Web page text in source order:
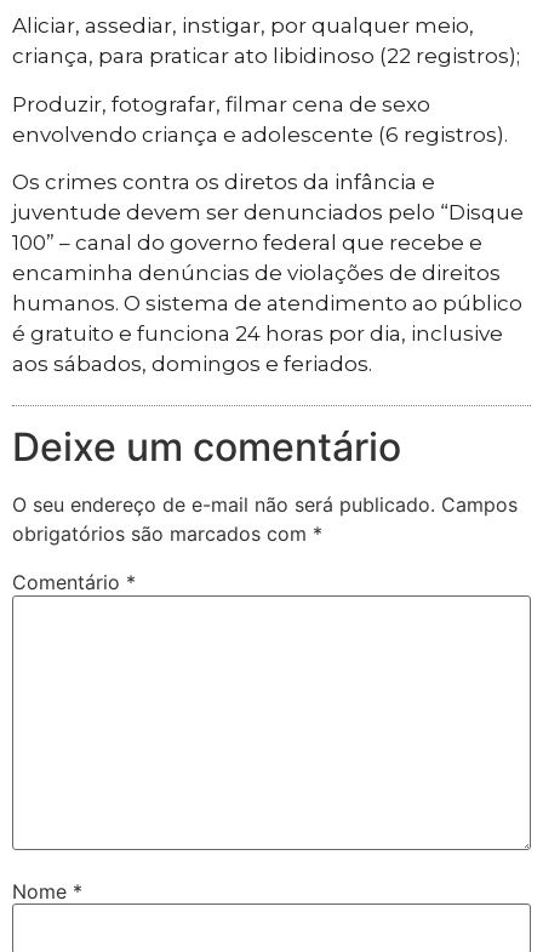
Aliciar, assediar, instigar, por qualquer meio,
criança, para praticar ato libidinoso (22 registros);
Produzir, fotografar, filmar cena de sexo
envolvendo criança e adolescente (6 registros).
Os crimes contra os diretos da infância e
juventude devem ser denunciados pelo “Disque
100” – canal do governo federal que recebe e
encaminha denúncias de violações de direitos
humanos. O sistema de atendimento ao público
é gratuito e funciona 24 horas por dia, inclusive
aos sábados, domingos e feriados.
Deixe um comentário
O seu endereço de e-mail não será publicado. Campos
obrigatórios são marcados com *
Comentário *
Nome *